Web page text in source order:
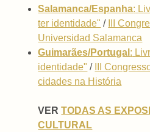
Salamanca/Espanha:
ter identidade" /
III
Universidad Salamanca
Guimarães/Portugal :
identidade" /
III
cidades na História
VERTODAS AS
CULTURAL